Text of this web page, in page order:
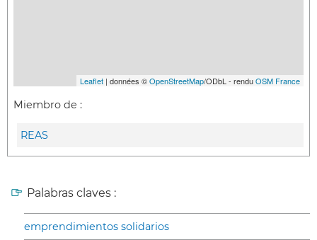
Leaflet | données ©OpenStreetMap/ODbL - renduOSM France
Miembro de :
REAS
Palabras claves :
emprendimientos solidarios